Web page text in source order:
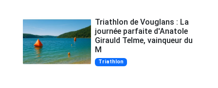
Triathlon de Vouglans : La
journée parfaite d'Anatole
Girauld Telme, vainqueur du
M
Triathlon